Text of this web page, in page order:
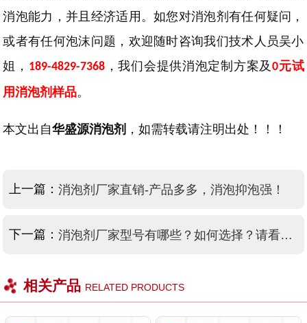
消泡能力，并且经济适用。如您对消泡剂有任何疑问，
或者有任何泡沫问题，欢迎随时咨询我们技术人员吴小
姐， 189-4829-7368，我们会提供消泡定制方案及0元试
用消泡剂样品。
本文出自华盛源消泡剂 ，如需转载请注明出处！！！
上一篇：消泡剂厂家直销-产品多多，消泡抑泡强！
下一篇： 消泡剂厂家型号有哪些？如何选择？请看本文介绍
相关产品 RELATED PRODUCTS